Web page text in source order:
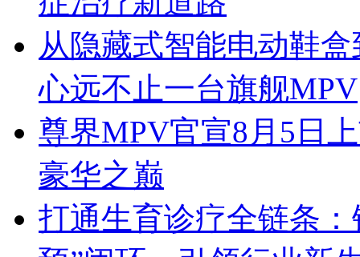
从隐藏式智能电动鞋
心远不止一台旗舰MPV
尊界MPV官宣8月5日
豪华之巅
打通生育诊疗全链条